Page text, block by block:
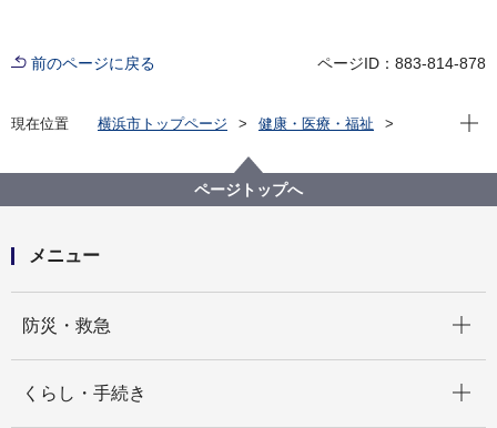
前のページに戻る ページID：883-814-878
現在位置 横浜市トップページ
健康・医療・福祉
障害者差別解消法への対応
知的障害
（障害者差別事例11）知的障害 学校等
現在
ページトップへ
メニュー
防災・救急
くらし・手続き